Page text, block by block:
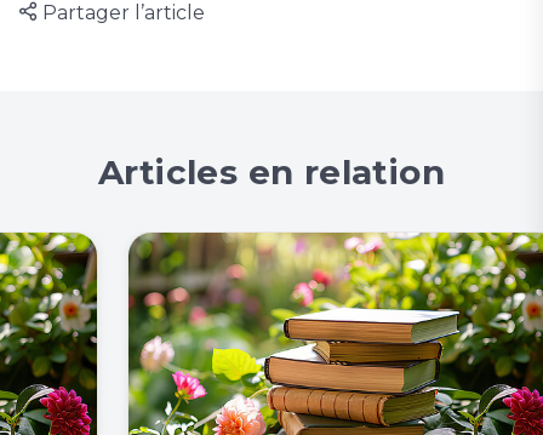
Partager l’article
Articles en relation